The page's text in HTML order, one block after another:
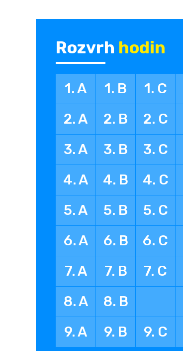
Rozvrh hodin
1. A 1. B 1. C
2. A
2. B 2. C
3. A
3. B 3. C
4. A
4. B
4. C
5. A
5. B 5. C
6. A
6. B
6. C
7. A
7. B
7. C
8. A
8. B
9. A
9. B 9. C